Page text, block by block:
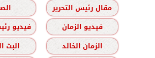
مقال رئيس التحرير
فيديو الزمان
فيديو
الزمان الخالد
البث